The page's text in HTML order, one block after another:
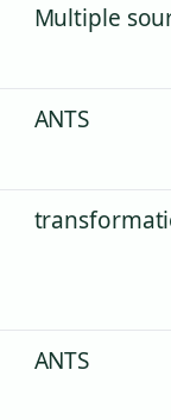
Multiple
ANTS
ANTS